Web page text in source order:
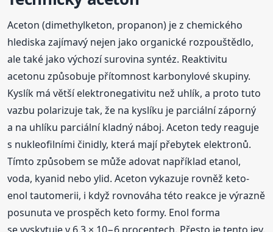
Aceton (dimethylketon, propanon) je z chemického
hlediska zajímavý nejen jako organické rozpouštědlo,
ale také jako výchozí surovina syntéz. Reaktivitu
acetonu způsobuje přítomnost karbonylové skupiny.
Kyslík má větší elektronegativitu než uhlík, a proto tuto
vazbu polarizuje tak, že na kyslíku je parciální záporný
a na uhlíku parciální kladný náboj. Aceton tedy reaguje
s nukleofilními činidly, která mají přebytek elektronů.
Tímto způsobem se může adovat například etanol,
voda, kyanid nebo ylid. Aceton vykazuje rovněž keto-
enol tautomerii, i když rovnováha této reakce je výrazně
posunuta ve prospěch keto formy. Enol forma